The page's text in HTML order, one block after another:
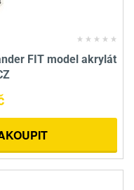
FIT model akrylát